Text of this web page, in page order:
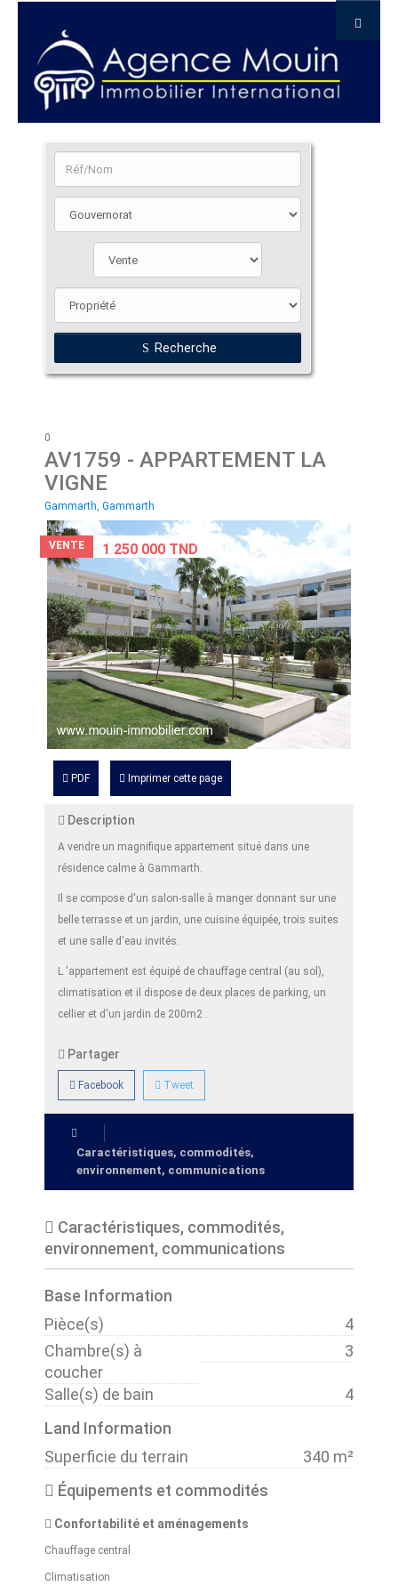
Recherche
0
AV1759 - APPARTEMENT LA
VIGNE
Gammarth, Gammarth
VENTE 1 250 000 TND
PDF Imprimer cette page
Description
A vendre un magnifique appartement situé dans une
résidence calme à Gammarth.
Il se compose d'un salon-salle à manger donnant sur une
belle terrasse et un jardin, une cuisine équipée, trois suites
et une salle d'eau invités.
L 'appartement est équipé de chauffage central (au sol),
climatisation et il dispose de deux places de parking, un
cellier et d'un jardin de 200m2 .
Partager
Facebook Tweet
Caractéristiques, commodités,
environnement, communications
Caractéristiques, commodités,
environnement, communications
Base Information
Pièce(s)
4
Chambre(s) à
coucher
3
Salle(s) de bain
4
Land Information
Superficie du terrain
340 m²
Équipements et commodités
Confortabilité et aménagements
Chauffage central
Climatisation